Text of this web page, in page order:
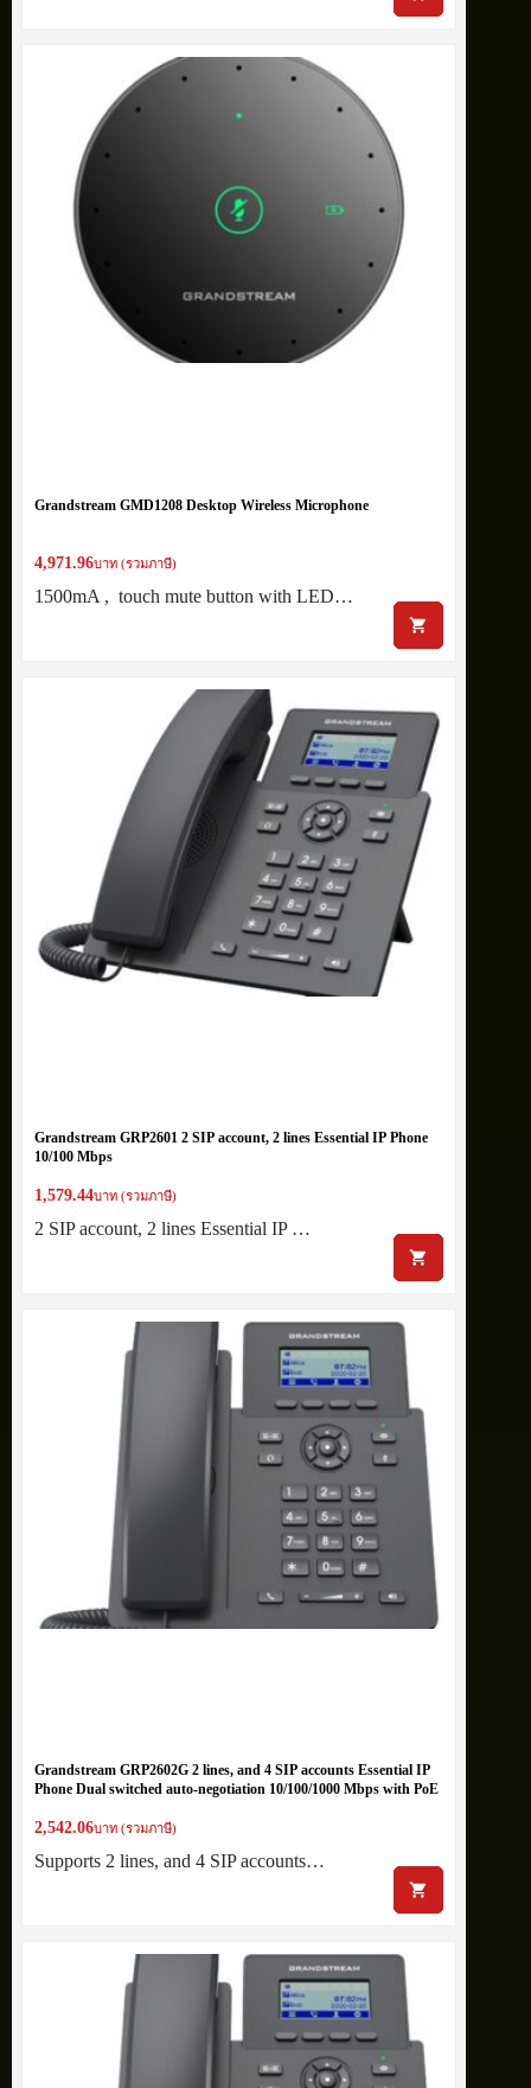
Grandstream GMD1208 Desktop Wireless Microphone
4,971.96บาท (รวมภาษี)
1500mA , touch mute button with LED…
Grandstream GRP2601 2 SIP account, 2 lines Essential IP Phone
10/100 Mbps
1,579.44บาท (รวมภาษี)
2 SIP account, 2 lines Essential IP …
Grandstream GRP2602G 2 lines, and 4 SIP accounts Essential IP
Phone Dual switched auto-negotiation 10/100/1000 Mbps with PoE
2,542.06บาท (รวมภาษี)
Supports 2 lines, and 4 SIP accounts…